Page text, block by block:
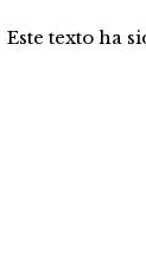
Este texto ha